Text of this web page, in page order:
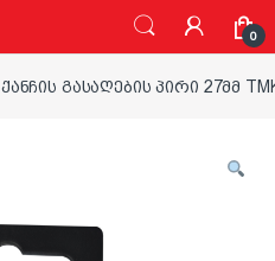
0
ქანჩის გასაღების პირი 27მმ